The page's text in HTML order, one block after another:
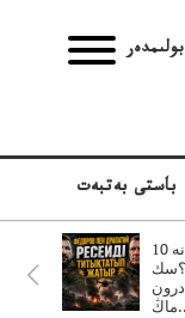
بولىمدەر
باستى بەتبەت
10 كۇندە نە
ماڭ..